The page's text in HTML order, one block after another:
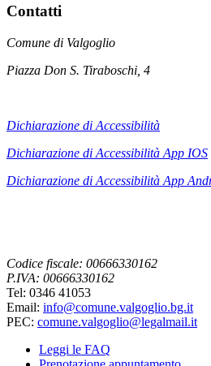
Contatti
Comune di Valgoglio
Piazza Don S. Tiraboschi, 4
Dichiarazione di Accessibilità
Dichiarazione di Accessibilità App IOS
Dichiarazione di Accessibilità App
Codice fiscale: 00666330162
P.IVA: 00666330162
Tel: 0346 41053
Email: info@comune.valgoglio.bg.it
PEC: comune.valgoglio@legalmail.it
Leggi le FAQ